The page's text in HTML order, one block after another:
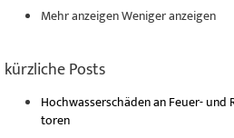
Mehr anzeigenWeniger anzeigen
kürzliche Posts
Hochwasserschäden an Feuer- und
toren